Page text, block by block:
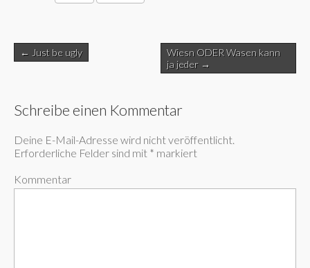
Post
navigation
← Just be ugly
Wiesn ODER Wasen kann
ja jeder →
Schreibe einen Kommentar
Deine E-Mail-Adresse wird nicht veröffentlicht.
Erforderliche Felder sind mit * markiert
Kommentar